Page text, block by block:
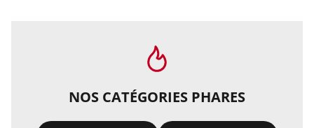
NOS CATÉGORIES PHARES